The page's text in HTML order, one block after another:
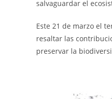
salvaguardar el
Este 21 de marzo el
resaltar las
preservar la